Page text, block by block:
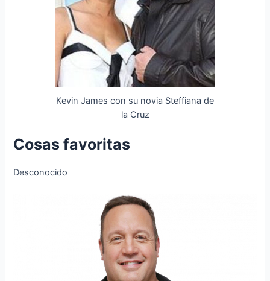
Kevin James con su novia Steffiana de
la Cruz
Cosas favoritas
Desconocido